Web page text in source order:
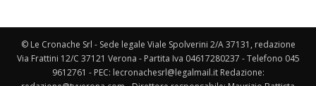
© Le Cronache Srl - Sede legale Viale Spolverini 2/A 37131, redazione
Via Frattini 12/C 37121 Verona - Partita Iva 04617280237 - Telefono 045
9612761 - PEC: lecronachesrl@legalmail.it Redazione: